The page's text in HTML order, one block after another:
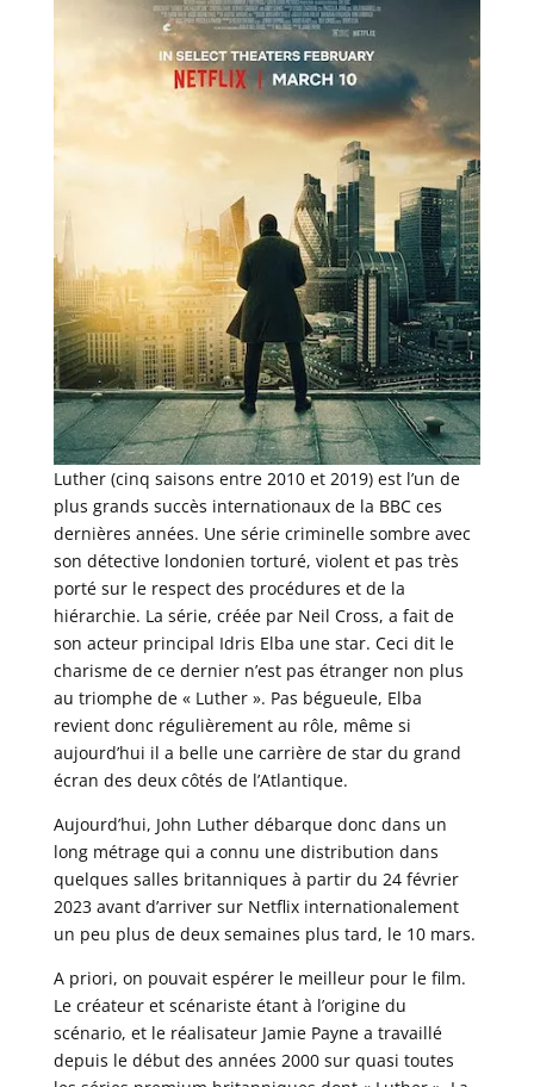
Luther (cinq saisons entre 2010 et 2019) est l’un de
plus grands succès internationaux de la BBC ces
dernières années. Une série criminelle sombre avec
son détective londonien torturé, violent et pas très
porté sur le respect des procédures et de la
hiérarchie. La série, créée par Neil Cross, a fait de
son acteur principal Idris Elba une star. Ceci dit le
charisme de ce dernier n’est pas étranger non plus
au triomphe de « Luther ». Pas bégueule, Elba
revient donc régulièrement au rôle, même si
aujourd’hui il a belle une carrière de star du grand
écran des deux côtés de l’Atlantique.
Aujourd’hui, John Luther débarque donc dans un
long métrage qui a connu une distribution dans
quelques salles britanniques à partir du 24 février
2023 avant d’arriver sur Netflix internationalement
un peu plus de deux semaines plus tard, le 10 mars.
A priori, on pouvait espérer le meilleur pour le film.
Le créateur et scénariste étant à l’origine du
scénario, et le réalisateur Jamie Payne a travaillé
depuis le début des années 2000 sur quasi toutes